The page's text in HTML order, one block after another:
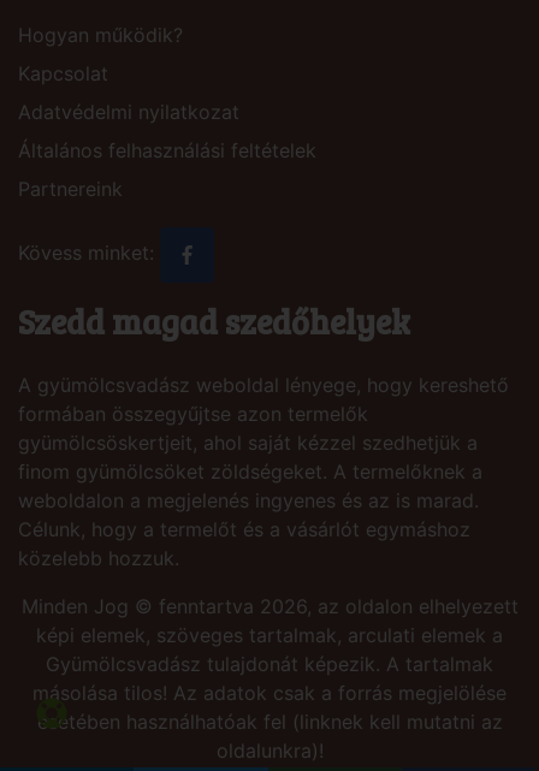
Hogyan működik?
Kapcsolat
Adatvédelmi nyilatkozat
Általános felhasználási feltételek
Partnereink
Kövess minket:
Szedd magad szedőhelyek
A gyümölcsvadász weboldal lényege, hogy kereshető
formában összegyűjtse azon termelők
gyümölcsöskertjeit, ahol saját kézzel szedhetjük a
finom gyümölcsöket zöldségeket. A termelőknek a
weboldalon a megjelenés ingyenes és az is marad.
Célunk, hogy a termelőt és a vásárlót egymáshoz
közelebb hozzuk.
Minden Jog © fenntartva 2026, az oldalon elhelyezett
képi elemek, szöveges tartalmak, arculati elemek a
Gyümölcsvadász tulajdonát képezik. A tartalmak
másolása tilos! Az adatok csak a forrás megjelölése
esetében használhatóak fel (linknek kell mutatni az
oldalunkra)!